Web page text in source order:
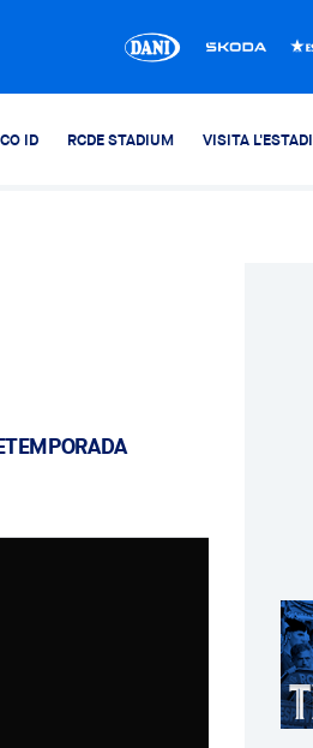
ID RCDE STADIUM VISITA L'ESTADI